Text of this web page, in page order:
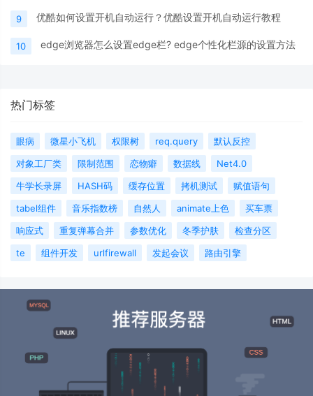
9 优酷如何设置开机自动运行？优酷设置开机自动运行教程
10 edge浏览器怎么设置edge栏? edge个性化栏源的设置方法
热门标签
眼病 微星小飞机 权限树 req.query
默认反控
对象工厂类
限制范围 恋物癖 数据线
Net4.0
牛学长录屏
HASH码 缓存位置 拷机测试
赋值语句
tabel组件
音乐指数榜 自然人 animate上色
买车票
响应式
重复弹幕合并 参数优化 冬季护肤
检查分区
te
组件开发 urlfirewall 发起会议 路由引擎